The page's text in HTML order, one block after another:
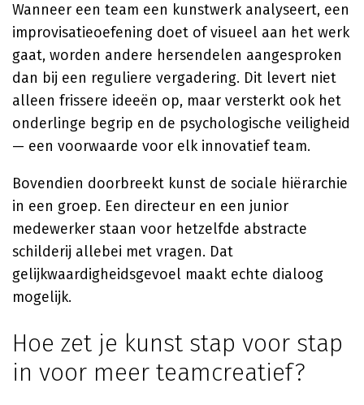
Wanneer een team een kunstwerk analyseert, een
improvisatieoefening doet of visueel aan het werk
gaat, worden andere hersendelen aangesproken
dan bij een reguliere vergadering. Dit levert niet
alleen frissere ideeën op, maar versterkt ook het
onderlinge begrip en de psychologische veiligheid
— een voorwaarde voor elk innovatief team.
Bovendien doorbreekt kunst de sociale hiërarchie
in een groep. Een directeur en een junior
medewerker staan voor hetzelfde abstracte
schilderij allebei met vragen. Dat
gelijkwaardigheidsgevoel maakt echte dialoog
mogelijk.
Hoe zet je kunst stap voor stap
in voor meer teamcreatief?